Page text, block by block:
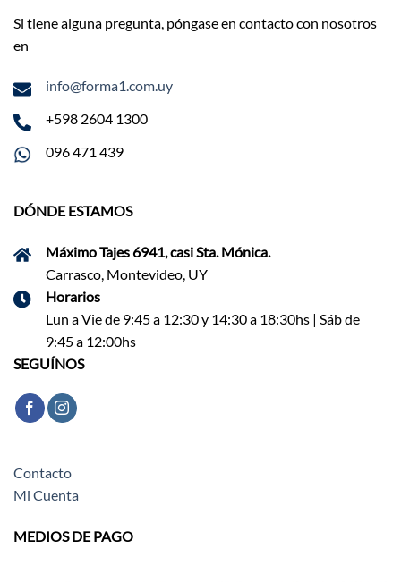
Si tiene alguna pregunta, póngase en contacto con nosotros
en
info@forma1.com.uy
+598 2604 1300
096 471 439
DÓNDE ESTAMOS
Máximo Tajes 6941, casi Sta. Mónica.
Carrasco, Montevideo, UY
Horarios
Lun a Vie de 9:45 a 12:30 y 14:30 a 18:30hs | Sáb de
9:45 a 12:00hs
SEGUÍNOS
Contacto
Mi Cuenta
MEDIOS DE PAGO